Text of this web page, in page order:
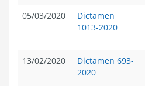
05/03/2020
Dictamen
1013-2020
13/02/2020
Dictamen 693-
2020